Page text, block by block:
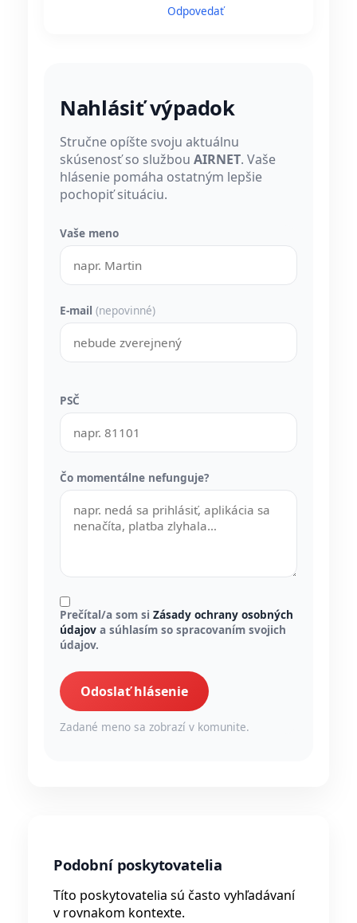
Odpovedať
Nahlásiť výpadok
Stručne opíšte svoju aktuálnu
skúsenosť so službou AIRNET. Vaše
hlásenie pomáha ostatným lepšie
pochopiť situáciu.
Vaše meno
E-mail (nepovinné)
PSČ
Čo momentálne nefunguje?
Prečítal/a som si Zásady ochrany osobných
údajov a súhlasím so spracovaním svojich
údajov.
Odoslať hlásenie
Zadané meno sa zobrazí v komunite.
Podobní poskytovatelia
Títo poskytovatelia sú často vyhľadávaní
v rovnakom kontexte.